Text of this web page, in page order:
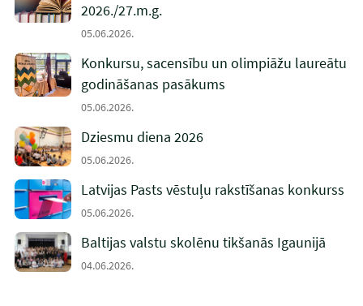
2026./27.m.g.
05.06.2026.
Konkursu, sacensību un olimpiāžu laureātu
godināšanas pasākums
05.06.2026.
Dziesmu diena 2026
05.06.2026.
Latvijas Pasts vēstuļu rakstīšanas konkurss
05.06.2026.
Baltijas valstu skolēnu tikšanās Igaunijā
04.06.2026.